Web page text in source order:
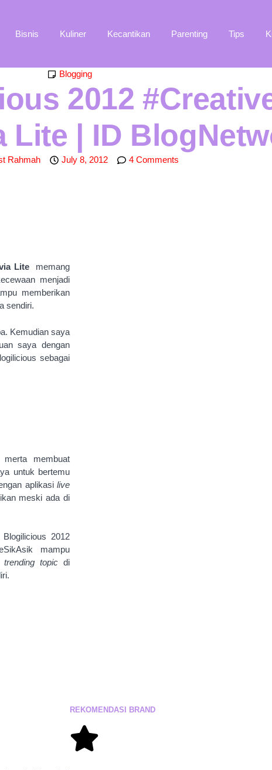
Bisnis Kuliner Kecantikan Parenting Tips
Blogging
2012
Lite | ID
Rahmah July 8, 2012 4 Comments
Lite memang
menjadi
memberikan
sendiri.
Kemudian saya
saya dengan
sebagai
membuat
untuk bertemu
aplikasilive
meski ada di
2012
mampu
trending topic di
REKOMENDASI BRAND